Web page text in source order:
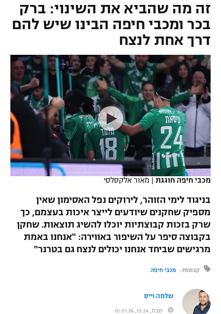
VOD
רץ ברשת
תוצאות
לוח שידורים
ברחבה
גביע הטוטו
ליגיונרים
גביע המדינה
נבחרת ישראל
מכבי חיפה
בית"ר ירושלים
מכבי תל אביב
הפועל חיפה
הפועל באר שבע
ליגת האלופות
ליגה אירופית
ליגה אנגלית
ליגה גרמנית
ליגה ספרדית
ליגה איטלקית
ליגה צרפתית
ליגה הולנדית
ליגה טורקית
ליגה ברזילאית
ליגות נוספות
כדורסל ישראלי
ליגת ווינר סל
ליגה לאומית
כדורסל נשים
מכבי תל אביב
הפועל חולון
הפועל ירושלים
דני אבדיה
כדורסל עולמי
NBA
יורוליג
יורוקאפ
ענפים נוספים
טניס
כדוריד
כדורעף
שחייה
ג'ודו
אגרוף
ספורט אולימפי
UFC
היאבקות WWE
זה מה שהביא את השינוי: ברק
בכר ומכבי חיפה הבינו שיש להם
דרך אחת לנצח
מכבי חיפה חוגגת | מאור אלקסלסי
בניגוד לימי הזוהר, לירוקים נפל האסימון שאין
מספיק שחקנים שיודעים לייצר איכות בעצמם, כך
שרק בזכות קבוצתיות יוכלו להשיג תוצאות. שחקן
בקבוצה סיפר על השיפור באווירה: "אנחנו באמת
מרגישים שביחד אנחנו יכולים לנצח גם בטרנר"
קבוצות: מכבי חיפה
שלמה וייס
שבת, 13:24, 10.01.26